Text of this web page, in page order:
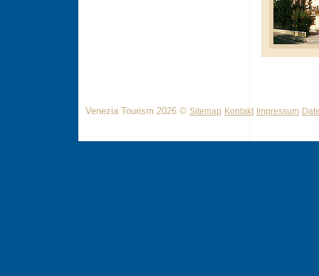
Venezia Tourism 2026 © Sitemap Kontakt Impressum